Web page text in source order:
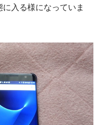
入る様になっていま